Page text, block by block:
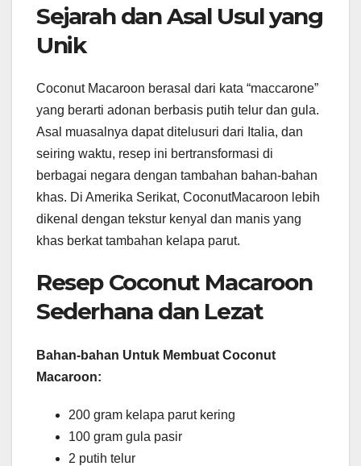
Sejarah dan Asal Usul yang
Unik
Coconut Macaroon berasal dari kata “maccarone”
yang berarti adonan berbasis putih telur dan gula.
Asal muasalnya dapat ditelusuri dari Italia, dan
seiring waktu, resep ini bertransformasi di
berbagai negara dengan tambahan bahan-bahan
khas. Di Amerika Serikat, CoconutMacaroon lebih
dikenal dengan tekstur kenyal dan manis yang
khas berkat tambahan kelapa parut.
Resep Coconut Macaroon
Sederhana dan Lezat
Bahan-bahan Untuk Membuat Coconut
Macaroon:
200 gram kelapa parut kering
100 gram gula pasir
2 putih telur